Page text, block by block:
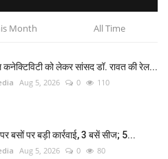
Month All Time
को लेकर सांसद डॉ. रावत की रेल...
Aug 5, 2026 0 110
बसों पर बड़ी कार्रवाई, 3 बसें सीज; 5...
Aug 5, 2026 0 80